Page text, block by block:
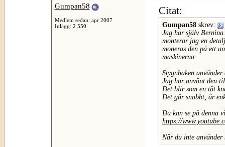
Gumpan58
Medlem sedan: apr 2007
Inlägg: 2 550
Citat:
Gumpan58skrev:
Jag har själv
monterar jag en
moneras den på ett
maskinerna.
Stygnhaken
Jag har använt den
Det blir som en tät
Det går snabbt, är
Du kan se på denna
https://
När du inte använder